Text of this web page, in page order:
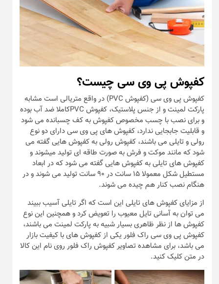
کفپوش پی وی سی چیست؟
کفپوش پی وی سی (کفپوش PVC) در واقع متریالی است مشابه
پارکت لمینت و از جنس پلاستیک، کفپوش PVCکاملا ضد آب بوده
و برای نصب با چسب مخصوص کفپوش به کف چسبانده می شود
و قابلیت جابجایی ندارد، کفپوش های پی وی سی دارای دو نوع
رولی و تایلی می باشند، کفپوش رولی به کفپوش هایی گفته می
شود که مانند موکت و فرش به صورت طاقه ای تولید میشوند و
کفپوش های تایلی به کفپوش هایی گفته می شود که در ابعاد
مستطیل شکل معمولا ۱۵ سانت در ۹۰ سانت تولید می شوند و در
هنگام نصب کنار هم چیده می شوند.
از مزایای کفپوش های تایلی این است که اگر تایلی آسیب ببیند
می توان به آسانی تایل معیوب را تعویض کرد و همچنین این نوع
کفپوش ها از نظر ظاهری بسیار شبیه به پارکت لمینت می باشند،
کفپوش پی وی سی راک فلور یکی از کفپوش های با کیفیت بازار
می باشد، برای مشاهده تصاویر کفپوش راک فلور روی نام این کالا
در متن کلیک کنید.